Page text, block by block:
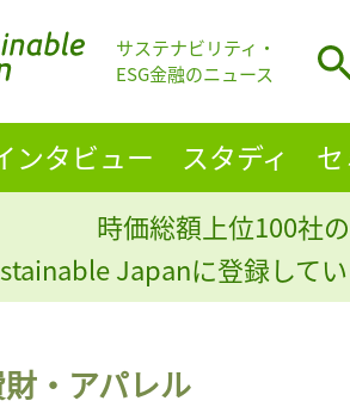
サステナビリティ・
ESG金融のニュース
ンタビュー スタディ
時価総額上位100社
Japanに登録して
・アパレル